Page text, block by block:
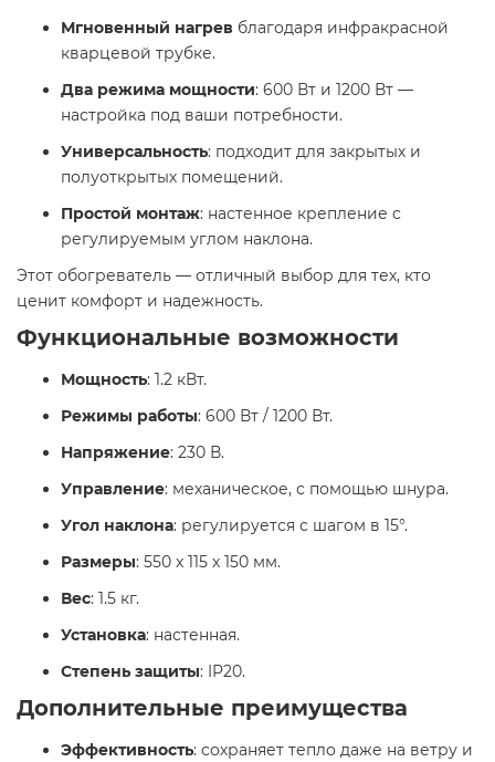
Мгновенный нагрев благодаря инфракрасной
кварцевой трубке.
Два режима мощности: 600 Вт и 1200 Вт —
настройка под ваши потребности.
Универсальность: подходит для закрытых и
полуоткрытых помещений.
Простой монтаж: настенное крепление с
регулируемым углом наклона.​
Этот обогреватель — отличный выбор для тех, кто
ценит комфорт и надежность.​
Функциональные возможности
Мощность: 1.2 кВт.
Режимы работы: 600 Вт / 1200 Вт.
Напряжение: 230 В.
Управление: механическое, с помощью шнура.
Угол наклона: регулируется с шагом в 15°.
Размеры: 550 x 115 x 150 мм.
Вес: 1.5 кг.
Установка: настенная.
Степень защиты: IP20.​
Дополнительные преимущества
Эффективность: сохраняет тепло даже на ветру и